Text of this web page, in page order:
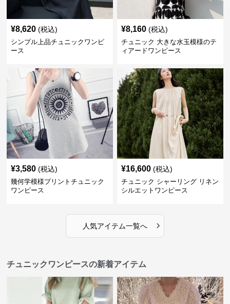
¥8,620 (税込)
シンプル上品チュニックワンピ
ース
¥8,160 (税込)
チュニック 大きな水玉模様のテ
ィアードワンピース
¥3,580 (税込)
幾何学模様プリントチュニック
ワンピース
¥16,600 (税込)
チュニック シャーリング リネン
シルエットワンピース
人気アイテム一覧へ ›
チュニックワンピースの新着アイテム